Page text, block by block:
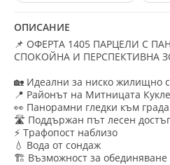
ОПИСАНИЕ
📌 ОФЕРТА 1405 ПАРЦЕЛИ С
СПОКОЙНА И ПЕРСПЕКТИВНА
🏡 Идеални за ниско жилищно
📍 Районът на Митницата
👀 Панорамни гледки към
🛣️ Поддържан път лесен
⚡ Трафопост наблизо
💧 Вода от сондаж
🏗️ Възможност за обединяване